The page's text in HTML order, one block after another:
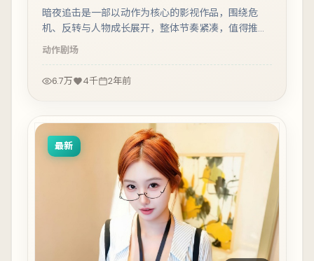
暗夜追击是一部以动作为核心的影视作品，围绕危
机、反转与人物成长展开，整体节奏紧凑，值得推荐
观看。
动作剧场
6.7万 4千 2年前
最新